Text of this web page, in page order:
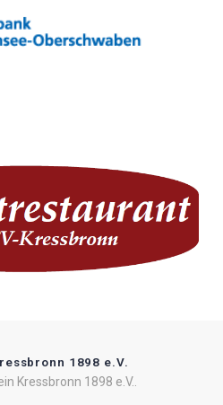
1898 e.V.
Kressbronn 1898 e.V..